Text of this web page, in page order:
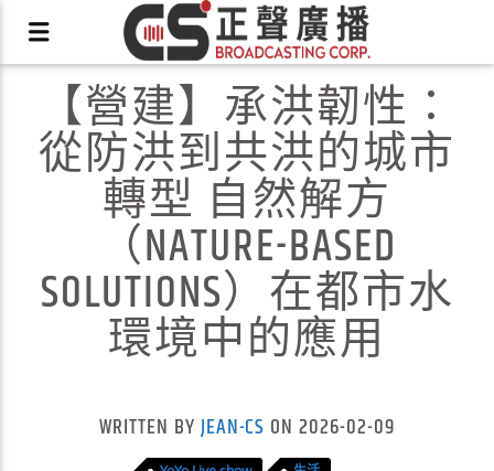
X
【營建】承洪韌性：
從防洪到共洪的城市
轉型 自然解方
（NATURE-BASED
SOLUTIONS）在都市水
環境中的應用
WRITTEN BY JEAN-CS ON 2026-02-09